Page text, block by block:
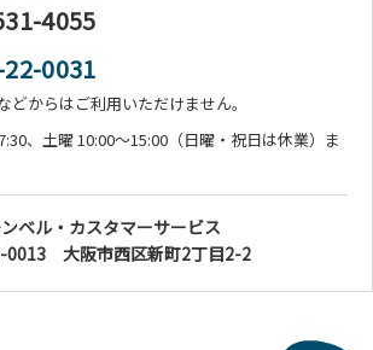
4055
0031
からはご利用いただけません。
、土曜 10:00～15:00（日曜・祝日は休業）ま
ベル・カスタマーサービス
0013 大阪市西区新町2丁目2-2